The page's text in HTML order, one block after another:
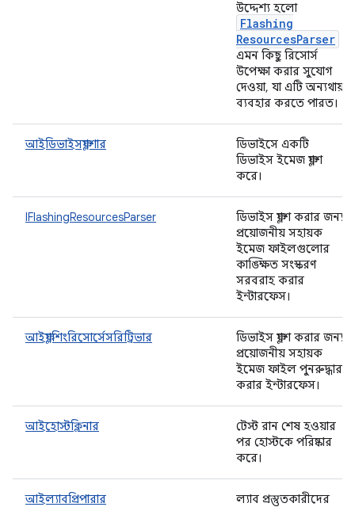
উদ্দেশ্য হলো
Flashing
ResourcesParser
এমন কিছু রিসোর্স
উপেক্ষা করার সুযোগ
দেওয়া, যা এটি অন্যথায়
ব্যবহার করতে পারত।
আইডিভাইসফ্ল্যাশার
ডিভাইসে একটি
ডিভাইস ইমেজ ফ্ল্যাশ
করে।
IFlashingResourcesParser
ডিভাইস ফ্ল্যাশ করার জন্য
প্রয়োজনীয় সহায়ক
ইমেজ ফাইলগুলোর
কাঙ্ক্ষিত সংস্করণ
সরবরাহ করার
ইন্টারফেস।
আইফ্ল্যাশিংরিসোর্সেসরিট্রিভার
ডিভাইস ফ্ল্যাশ করার জন্য
প্রয়োজনীয় সহায়ক
ইমেজ ফাইল পুনরুদ্ধার
করার ইন্টারফেস।
আইহোস্টক্লিনার
টেস্ট রান শেষ হওয়ার
পর হোস্টকে পরিষ্কার
করে।
আইল্যাবপ্রিপারার
ল্যাব প্রস্তুতকারীদের